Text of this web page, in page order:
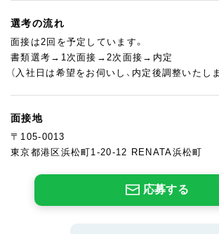
選考の流れ
面接は2回を予定しています。
書類選考→1次面接→2次面接→内定
（入社日は希望をお伺いし、内定後調整いたしま
面接地
〒105-0013
東京都港区浜松町1-20-12 RENATA浜松町
応募する